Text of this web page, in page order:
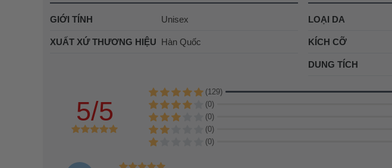
GIỚI TÍNH Unisex
XUẤT XỨ THƯƠNG HIỆU Hàn Quốc
LOẠI DA
KÍCH CỠ
DUNG TÍCH
5/5
(129)
(0)
(0)
(0)
(0)